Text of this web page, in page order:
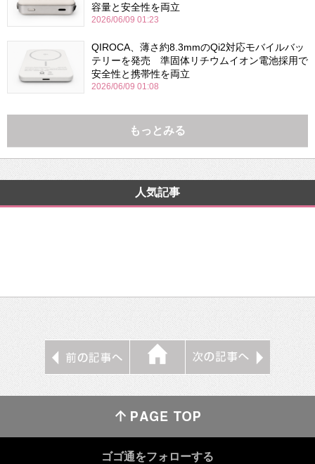
容量と安全性を両立
2026/06/09 01:23
QIROCA、薄さ約8.3mmのQi2対応モバイルバッ
テリーを発売 準固体リチウムイオン電池採用で
安全性と携帯性を両立
2026/06/09 01:08
もっとみる
人気記事
ゴゴ通をフォローする